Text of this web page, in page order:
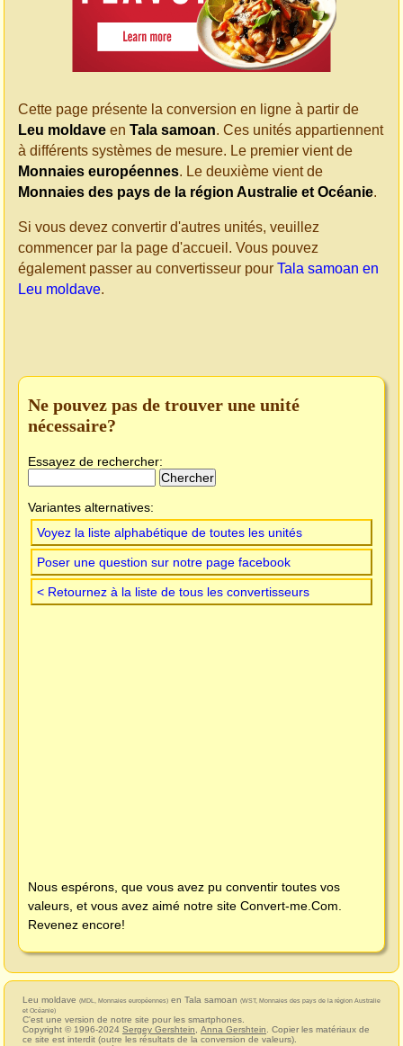
Cette page présente la conversion en ligne à partir de
Leu moldave en Tala samoan. Ces unités appartiennent
à différents systèmes de mesure. Le premier vient de
Monnaies européennes. Le deuxième vient de
Monnaies des pays de la région Australie et Océanie.
Si vous devez convertir d'autres unités, veuillez
commencer par la page d'accueil. Vous pouvez
également passer au convertisseur pour Tala samoan en
Leu moldave.
Ne pouvez pas de trouver une unité
nécessaire?
Essayez de rechercher:
Variantes alternatives:
Voyez la liste alphabétique de toutes les unités
Poser une question sur notre page facebook
< Retournez à la liste de tous les convertisseurs
Nous espérons, que vous avez pu conventir toutes vos
valeurs, et vous avez aimé notre site Convert-me.Com
Revenez encore!
Leu moldave (MDL, Monnaies européennes) en Tala samoan (WST, Monnaies des pays de la région Australie
et Océanie)
C'est une version de notre site pour les smartphones.
Copyright © 1996-2024 Sergey Gershtein Anna Gershtein . Copier les matériaux de
ce site est interdit (outre les résultats de la conversion de valeurs).